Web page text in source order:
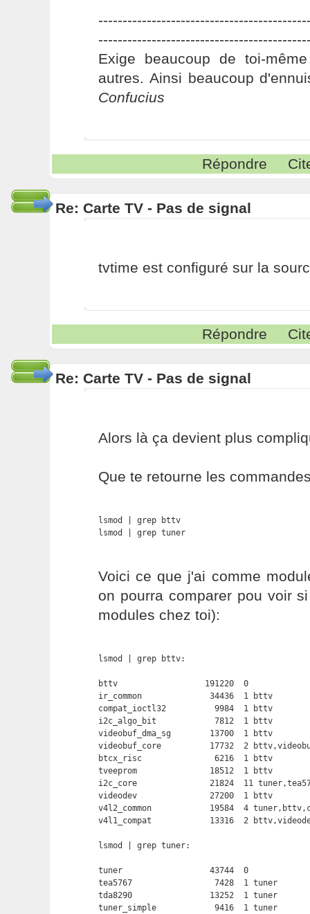
Exige beaucoup de toi-
autres. Ainsi beaucoup
Confucius
Répondre
Re: Carte TV - Pas de signal
tvtime est configuré sur la
Répondre
Re: Carte TV - Pas de signal
Alors là ça devient plus
Que te retourne les
lsmod | grep bttv
lsmod | grep tuner
Voici ce que j'ai comme
on pourra comparer pou voir
modules chez toi):
lsmod | grep bttv:
bttv                  191220  0
ir_common              34436  1 bttv
compat_ioctl32          9984  1 bttv
i2c_algo_bit            7812  1 bttv
videobuf_dma_sg        13700  1 bttv
videobuf_core          17732  2
btcx_risc               6216  1 bttv
tveeprom               18512  1 bttv
i2c_core               21824  11
videodev               27200  1 bttv
v4l2_common            19584  4
v4l1_compat            13316  2
lsmod | grep tuner:
tuner                  43744  0
tea5767                 7428  1 tuner
tda8290                13252  1 tuner
tuner_simple            9416  1 tuner